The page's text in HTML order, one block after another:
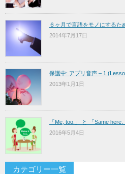
６ヶ月で言語をモノにするた
2014年7月17日
保護中: アプリ音声 – 1
2013年1月1日
「Me, too.」 と 「Same
2016年5月4日
カテゴリー一覧